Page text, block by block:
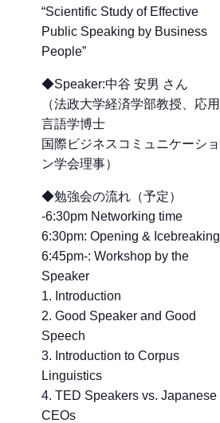
“Scientific Study of Effective
Public Speaking by Business
People”
◆Speaker:中谷 安男 さん
（法政大学経済学部教授、応用
言語学博士
国際ビジネスコミュニケーショ
ン学会理事）
◆勉強会の流れ（予定）
-6:30pm Networking time
6:30pm: Opening & Icebreaking
6:45pm-: Workshop by the
Speaker
1. Introduction
2. Good Speaker and Good
Speech
3. Introduction to Corpus
Linguistics
4. TED Speakers vs. Japanese
CEOs